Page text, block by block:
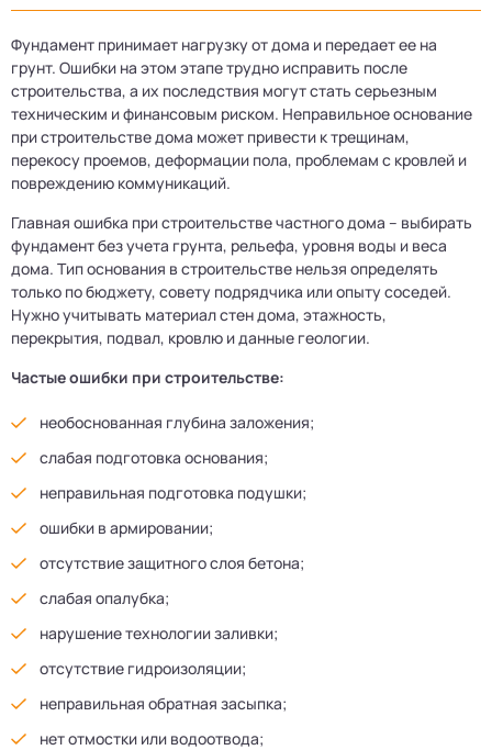
Фундамент принимает нагрузку от дома и передает ее на
грунт. Ошибки на этом этапе трудно исправить после
строительства, а их последствия могут стать серьезным
техническим и финансовым риском. Неправильное основание
при строительстве дома может привести к трещинам,
перекосу проемов, деформации пола, проблемам с кровлей и
повреждению коммуникаций.
Главная ошибка при строительстве частного дома – выбирать
фундамент без учета грунта, рельефа, уровня воды и веса
дома. Тип основания в строительстве нельзя определять
только по бюджету, совету подрядчика или опыту соседей.
Нужно учитывать материал стен дома, этажность,
перекрытия, подвал, кровлю и данные геологии.
Частые ошибки при строительстве:
необоснованная глубина заложения;
слабая подготовка основания;
неправильная подготовка подушки;
ошибки в армировании;
отсутствие защитного слоя бетона;
слабая опалубка;
нарушение технологии заливки;
отсутствие гидроизоляции;
неправильная обратная засыпка;
нет отмостки или водоотвода;